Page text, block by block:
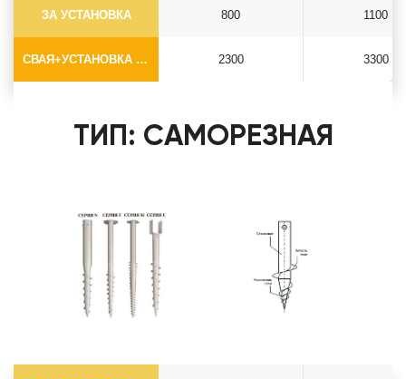
ЗА УСТАНОВКА
СВАЯ+УСТАНОВКА (БЕЗ ОГОЛОВКА)
800
2300
1100
3300
ТИП: САМОРЕЗНАЯ